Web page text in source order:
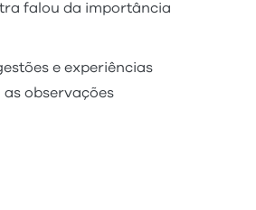
falou da importância
e experiências
observações